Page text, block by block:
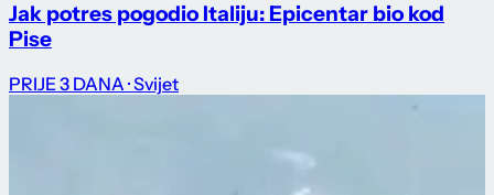
Jak potres pogodio Italiju: Epicentar bio kod
Pise
PRIJE 3 DANA · Svijet